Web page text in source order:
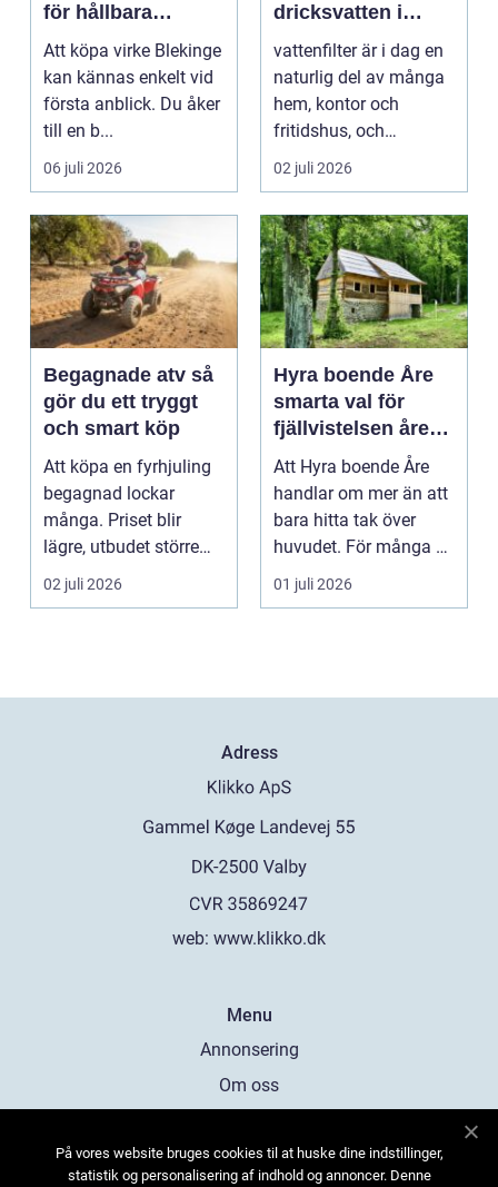
för hållbara
byggprojekt
Att köpa virke Blekinge
kan kännas enkelt vid
första anblick. Du åker
till en b...
06 juli 2026
dricksvatten i
vardagen
vattenfilter är i dag en
naturlig del av många
hem, kontor och
fritidshus, och
intresset ökar för va...
02 juli 2026
Begagnade atv så
gör du ett tryggt
och smart köp
Att köpa en fyrhjuling
begagnad lockar
många. Priset blir
lägre, utbudet större
och du kan ofta få e...
02 juli 2026
Hyra boende Åre
smarta val för
fjällvistelsen året
runt
Att Hyra boende Åre
handlar om mer än att
bara hitta tak över
huvudet. För många är
boendet själva n...
01 juli 2026
Adress
web: www.klikko.dk
Menu
Annonsering
Om oss
Kontakta oss
På vores website bruges cookies til at huske dine indstillinger,
statistik og personalisering af indhold og annoncer. Denne